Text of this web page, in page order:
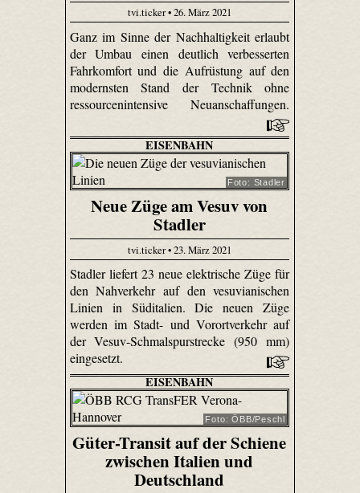
tvi.ticker • 26. März 2021
Ganz im Sinne der Nachhaltigkeit erlaubt
der Umbau einen deutlich verbesserten
Fahrkomfort und die Aufrüstung auf den
modernsten Stand der Technik ohne
ressourcenintensive Neuanschaffungen.
EISENBAHN
Foto: Stadler
Neue Züge am Vesuv von
Stadler
tvi.ticker • 23. März 2021
Stadler liefert 23 neue elektrische Züge für
den Nahverkehr auf den vesuvianischen
Linien in Süditalien. Die neuen Züge
werden im Stadt- und Vorortverkehr auf
der Vesuv-Schmalspurstrecke (950 mm)
eingesetzt.
EISENBAHN
Foto: ÖBB/Peschl
Güter-Transit auf der Schiene
zwischen Italien und
Deutschland